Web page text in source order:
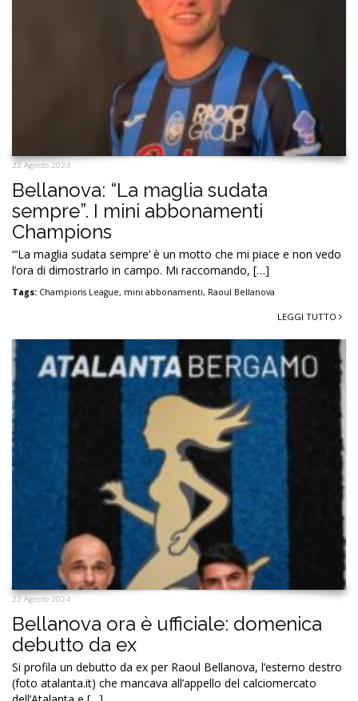
22 Agosto 2024
Bellanova: “La maglia sudata
sempre”. I mini abbonamenti
Champions
“‘La maglia sudata sempre’ è un motto che mi piace e non vedo
l’ora di dimostrarlo in campo. Mi raccomando, […]
Tags: Champions League, mini abbonamenti, Raoul Bellanova
LEGGI TUTTO
22 Agosto 2024
Bellanova ora è ufficiale: domenica
debutto da ex
Si profila un debutto da ex per Raoul Bellanova, l’esterno destro
(foto atalanta.it) che mancava all’appello del calciomercato